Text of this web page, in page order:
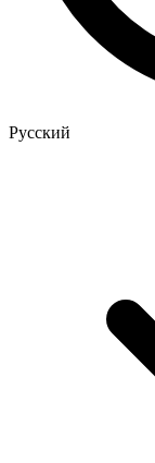
Русский